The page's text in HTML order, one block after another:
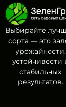
Выбирайте
сорта — это
урожайности,
устойчивости
стабильных
результатов.